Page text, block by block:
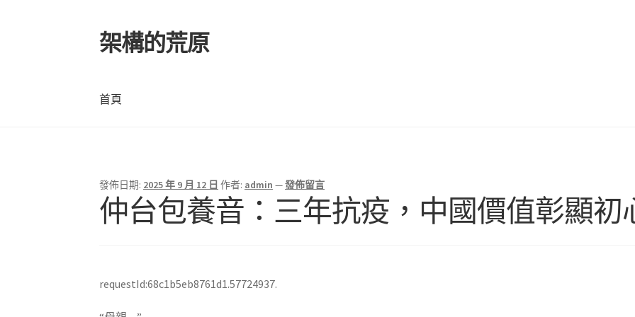
跳
至
覽
列
跳
至
要
內
架構的荒原
首頁
發佈日期: 2025 年 9 月 12 日 作者: admin —發佈留言
仲台包養音：三年抗疫，中國價值彰顯初
requestId:68c1b5eb8761d1.57724937.